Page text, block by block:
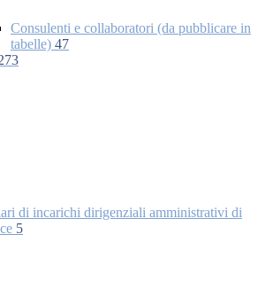
Consulenti e collaboratori (da pubblicare in
tabelle) 47
di incarichi dirigenziali amministrativi di
5